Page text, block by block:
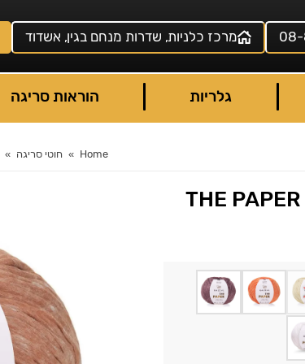
מרכז כלניות, שדרות מנחם בגין, אשדוד
גלריות הוראות סריגה
Home חוטי סריגה